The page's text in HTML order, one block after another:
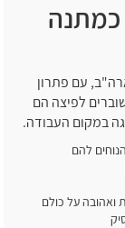
כמתנה
עם פתרון
לפיצה הם
במקום העבודה.
להם
ואהובה על כולם